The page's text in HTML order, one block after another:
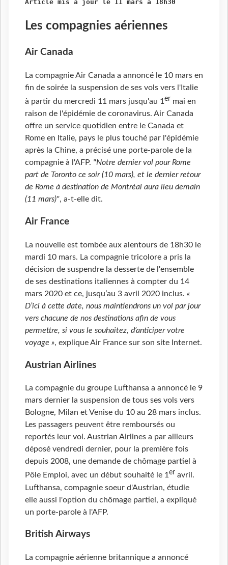
Article mis à jour le 11 mars à 18h30
Les compagnies aériennes
Air Canada
La compagnie Air Canada a annoncé le 10 mars en
fin de soirée la suspension de ses vols vers l'Italie
à partir du mercredi 11 mars jusqu'au 1er mai en
raison de l'épidémie de coronavirus. Air Canada
offre un service quotidien entre le Canada et
Rome en Italie, pays le plus touché par l'épidémie
après la Chine, a précisé une porte-parole de la
compagnie à l'AFP. "Notre dernier vol pour Rome
part de Toronto ce soir (10 mars), et le dernier retour
de Rome à destination de Montréal aura lieu demain
(11 mars)", a-t-elle dit.
Air France
La nouvelle est tombée aux alentours de 18h30 le
mardi 10 mars. La compagnie tricolore a pris la
décision de suspendre la desserte de l'ensemble
de ses destinations italiennes à compter du 14
mars 2020 et ce, jusqu’au 3 avril 2020 inclus. «
D’ici à cette date, nous maintiendrons un vol par jour
vers chacune de nos destinations afin de vous
permettre, si vous le souhaitez, d’anticiper votre
voyage », explique Air France sur son site Internet.
Austrian Airlines
La compagnie du groupe Lufthansa a annoncé le 9
mars dernier la suspension de tous ses vols vers
Bologne, Milan et Venise du 10 au 28 mars inclus.
Les passagers peuvent être remboursés ou
reportés leur vol. Austrian Airlines a par ailleurs
déposé vendredi dernier, pour la première fois
depuis 2008, une demande de chômage partiel à
Pôle Emploi, avec un début souhaité le 1er avril.
Lufthansa, compagnie soeur d'Austrian, étudie
elle aussi l'option du chômage partiel, a expliqué
un porte-parole à l'AFP.
British Airways
La compagnie aérienne britannique a annoncé